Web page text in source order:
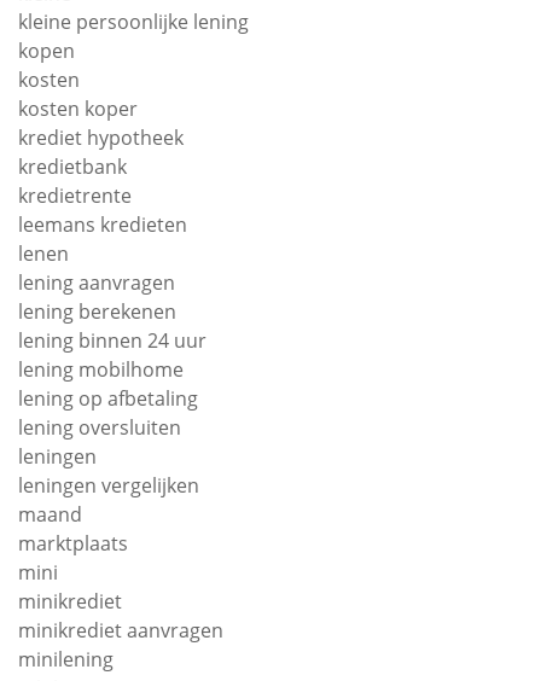
kleine persoonlijke lening
kopen
kosten
kosten koper
krediet hypotheek
kredietbank
kredietrente
leemans kredieten
lenen
lening aanvragen
lening berekenen
lening binnen 24 uur
lening mobilhome
lening op afbetaling
lening oversluiten
leningen
leningen vergelijken
maand
marktplaats
mini
minikrediet
minikrediet aanvragen
minilening